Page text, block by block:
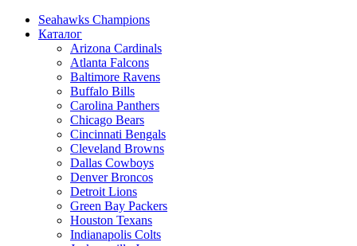
Seahawks Champions
Каталог
Arizona Cardinals
Atlanta Falcons
Baltimore Ravens
Buffalo Bills
Carolina Panthers
Chicago Bears
Cincinnati Bengals
Cleveland Browns
Dallas Cowboys
Denver Broncos
Detroit Lions
Green Bay Packers
Houston Texans
Indianapolis Colts